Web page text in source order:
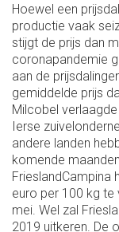
Hoewel een
productie vaak
stijgt de prijs dan
coronapandemie
aan de
gemiddelde prijs
Milcobel
Ierse
andere landen
komende
FrieslandCampina
euro per 100 kg te
mei. Wel zal
2019 uitkeren. De